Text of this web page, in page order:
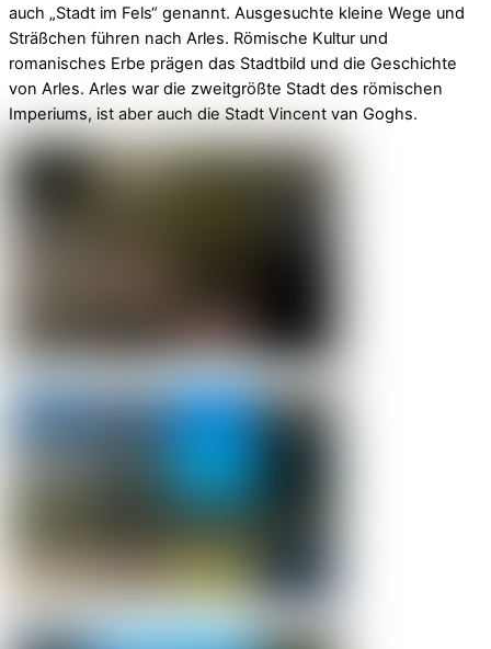
auch „Stadt im Fels“ genannt. Ausgesuchte kleine Wege und
Sträßchen führen nach Arles. Römische Kultur und
romanisches Erbe prägen das Stadtbild und die Geschichte
von Arles. Arles war die zweitgrößte Stadt des römischen
Imperiums, ist aber auch die Stadt Vincent van Goghs.